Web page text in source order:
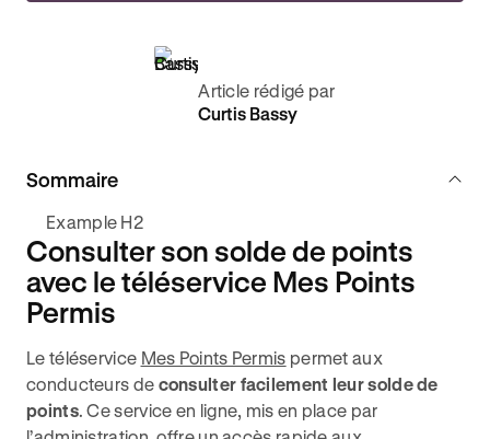
Article rédigé par
Curtis Bassy
Sommaire
Example H2
Consulter son solde de points
avec le téléservice Mes Points
Permis
Le téléservice Mes Points Permis permet aux
conducteurs de consulter facilement leur solde de
points. Ce service en ligne, mis en place par